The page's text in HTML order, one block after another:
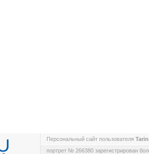
Персональный сайт пользователя
портрет № 266380 зарегистрирован